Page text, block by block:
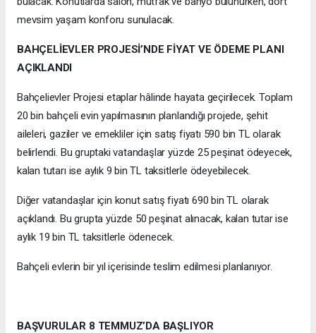
mevsim yaşam konforu sunulacak.
BAHÇELİEVLER PROJESİ’NDE FİYAT VE ÖDEME PLANI
AÇIKLANDI
Bahçelievler Projesi etaplar hâlinde hayata geçirilecek. Toplam
20 bin bahçeli evin yapılmasının planlandığı projede, şehit
aileleri, gaziler ve emekliler için satış fiyatı 590 bin TL olarak
belirlendi. Bu gruptaki vatandaşlar yüzde 25 peşinat ödeyecek,
kalan tutarı ise aylık 9 bin TL taksitlerle ödeyebilecek.
Diğer vatandaşlar için konut satış fiyatı 690 bin TL olarak
açıklandı. Bu grupta yüzde 50 peşinat alınacak, kalan tutar ise
aylık 19 bin TL taksitlerle ödenecek.
Bahçeli evlerin bir yıl içerisinde teslim edilmesi planlanıyor.
BAŞVURULAR 8 TEMMUZ’DA BAŞLIYOR